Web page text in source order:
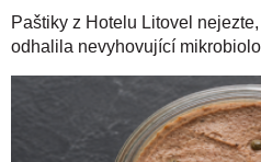
Paštiky z Hotelu Litovel
odhalila nevyhovující